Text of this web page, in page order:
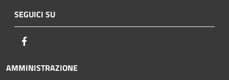
SEGUICI SU
AMMINISTRAZIONE